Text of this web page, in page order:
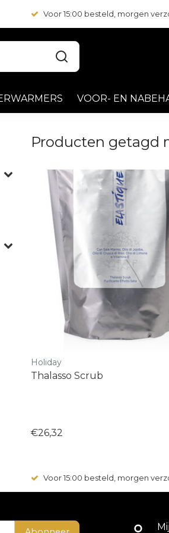
Voor 15:00 besteld, morgen
VOOR- EN
Producten getagd
Holiday
Thalasso Scrub
€26,32
Voor 15:00 besteld, morgen